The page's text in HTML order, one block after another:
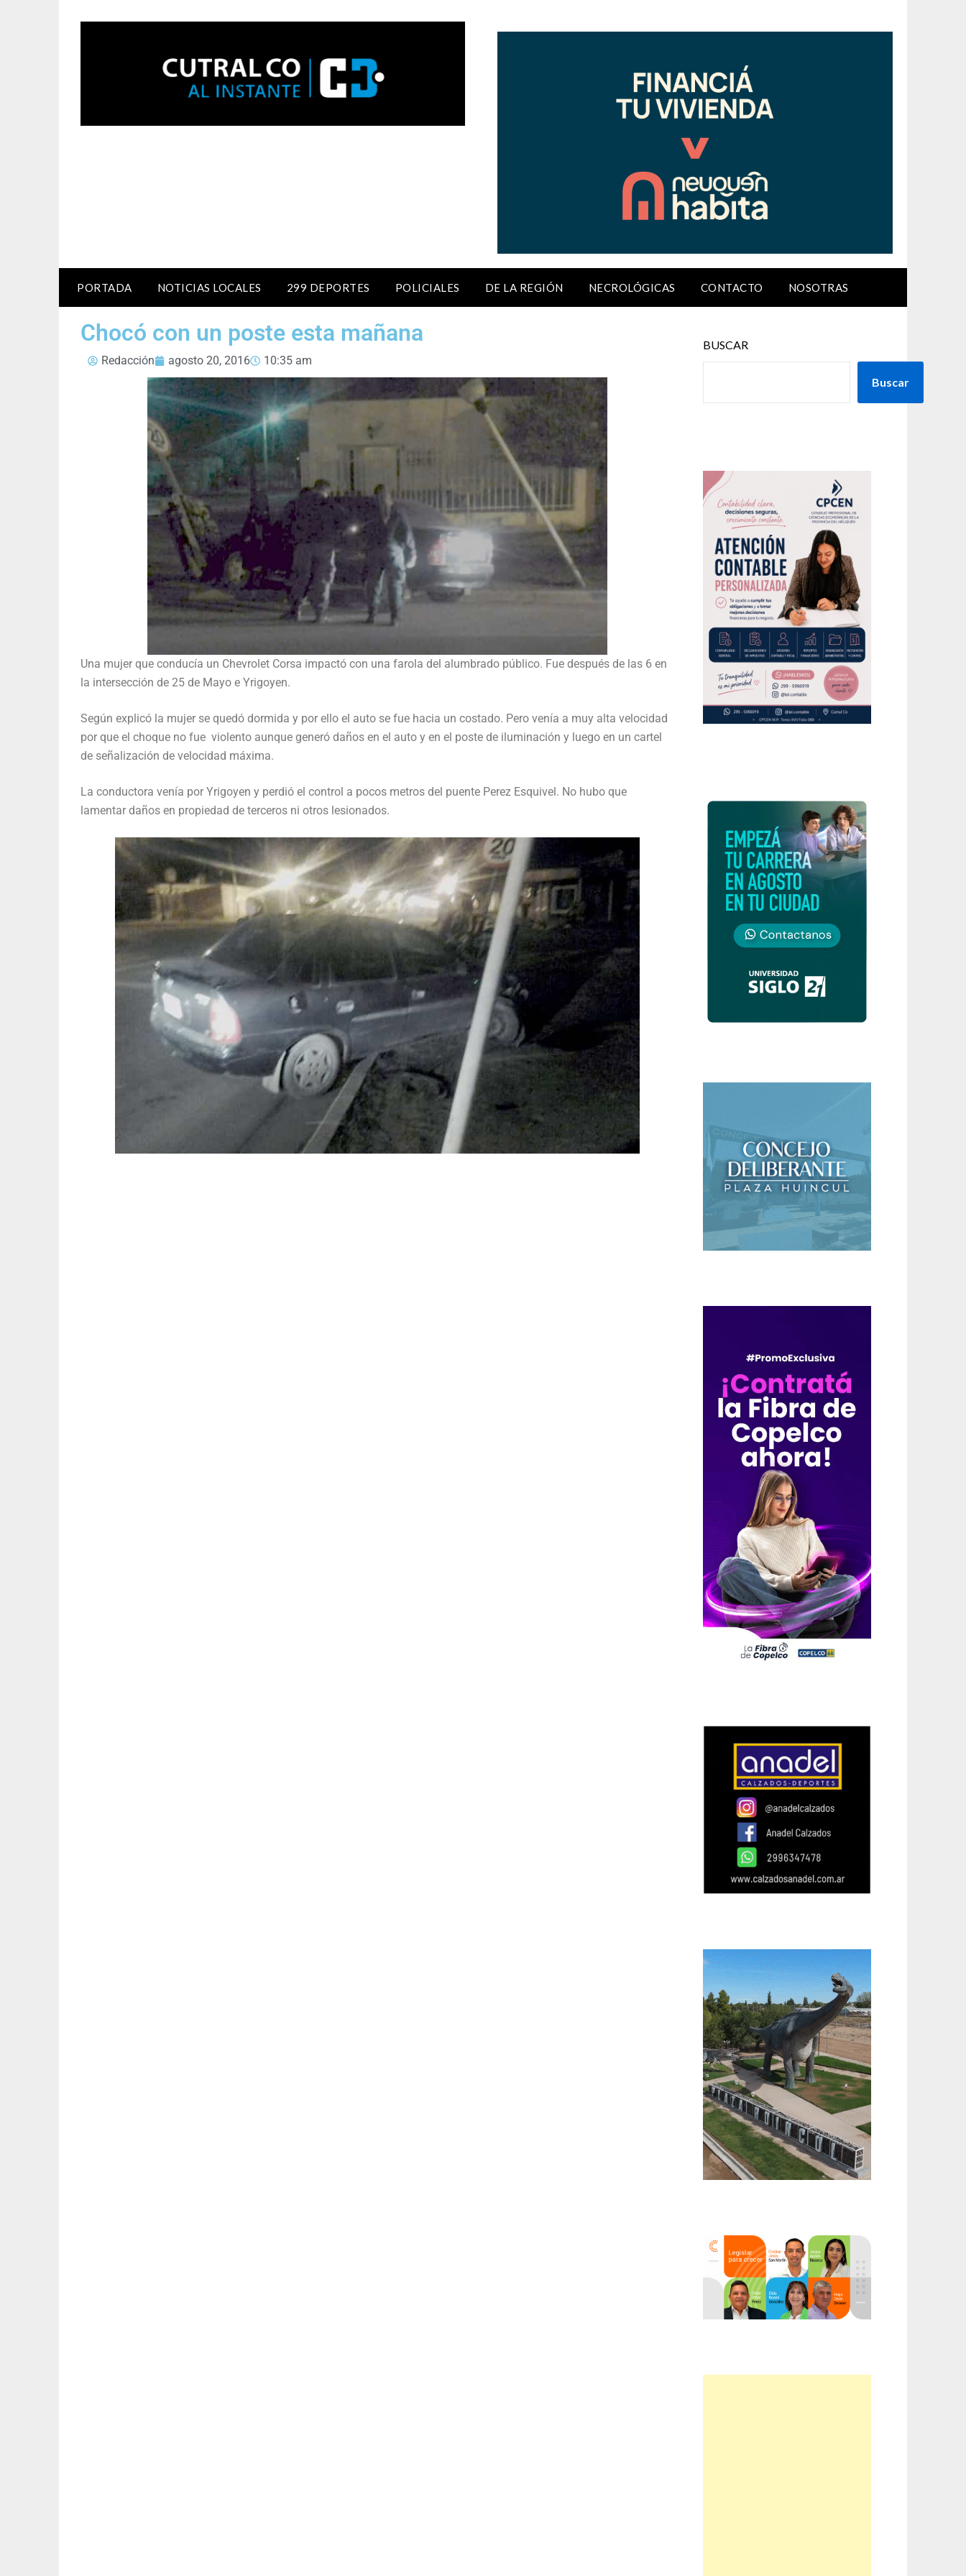
PORTADA NOTICIAS LOCALES 299 DEPORTES POLICIALES DE LA REGIÓN NECROLÓGICAS CONTACTO NOSOTRAS
Chocó con un poste esta mañana
Redacción agosto 20, 2016 10:35 am
Una mujer que conducía un Chevrolet Corsa impactó con una farola del alumbrado público. Fue después de las 6 en
la intersección de 25 de Mayo e Yrigoyen.
Según explicó la mujer se quedó dormida y por ello el auto se fue hacia un costado. Pero venía a muy alta velocidad
por que el choque no fue violento aunque generó daños en el auto y en el poste de iluminación y luego en un cartel
de señalización de velocidad máxima.
La conductora venía por Yrigoyen y perdió el control a pocos metros del puente Perez Esquivel. No hubo que
lamentar daños en propiedad de terceros ni otros lesionados.
BUSCAR
Buscar